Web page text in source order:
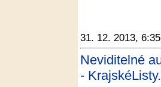
31. 12. 2013, 6:35
Neviditelné
-